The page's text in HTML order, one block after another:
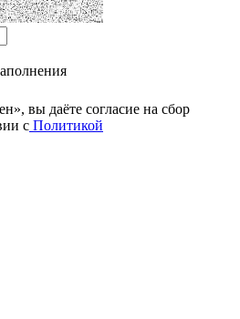
вы даёте cогласие на сбор
с Политикой